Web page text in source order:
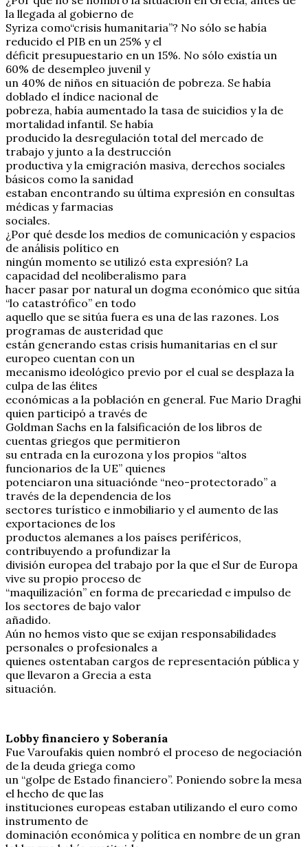
la llegada al gobierno de
Syriza como“crisis humanitaria”? No sólo se había
reducido el PIB en un 25% y el
déficit presupuestario en un 15%. No sólo existía un
60% de desempleo juvenil y
un 40% de niños en situación de pobreza. Se había
doblado el índice nacional de
pobreza, había aumentado la tasa de suicidios y la de
mortalidad infantil. Se había
producido la desregulación total del mercado de
trabajo y junto a la destrucción
productiva y la emigración masiva, derechos sociales
básicos como la sanidad
estaban encontrando su última expresión en consultas
médicas y farmacias
sociales.
¿Por qué desde los medios de comunicación y espacios
de análisis político en
ningún momento se utilizó esta expresión? La
capacidad del neoliberalismo para
hacer pasar por natural un dogma económico que sitúa
“lo catastrófico” en todo
aquello que se sitúa fuera es una de las razones. Los
programas de austeridad que
están generando estas crisis humanitarias en el sur
europeo cuentan con un
mecanismo ideológico previo por el cual se desplaza la
culpa de las élites
económicas a la población en general. Fue Mario Draghi
quien participó a través de
Goldman Sachs en la falsificación de los libros de
cuentas griegos que permitieron
su entrada en la eurozona y los propios “altos
funcionarios de la UE” quienes
potenciaron una situaciónde “neo-protectorado” a
través de la dependencia de los
sectores turístico e inmobiliario y el aumento de las
exportaciones de los
productos alemanes a los países periféricos,
contribuyendo a profundizar la
división europea del trabajo por la que el Sur de Europa
vive su propio proceso de
“maquilización” en forma de precariedad e impulso de
los sectores de bajo valor
añadido.
Aún no hemos visto que se exijan responsabilidades
personales o profesionales a
quienes ostentaban cargos de representación pública y
que llevaron a Grecia a esta
situación.
Lobby financiero y Soberanía
Fue Varoufakis quien nombró el proceso de negociación
de la deuda griega como
un “golpe de Estado financiero”. Poniendo sobre la mesa
el hecho de que las
instituciones europeas estaban utilizando el euro como
instrumento de
dominación económica y política en nombre de un gran